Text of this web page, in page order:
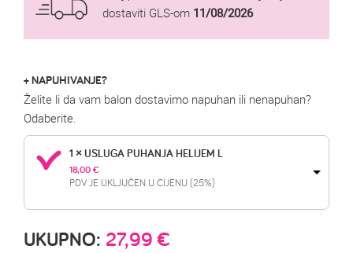
dostaviti GLS-om 11/08/2026
+ NAPUHIVANJE?
Želite li da vam balon dostavimo napuhan ili nenapuhan?
Odaberite.
1 × USLUGA PUHANJA HELIJEM L
18,00 €
PDV JE UKLJUČEN U CIJENU (25%)
UKUPNO: 27,99€